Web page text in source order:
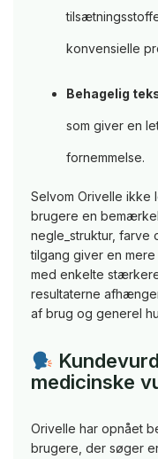
konvensielle
Behagelig
som giver en
fornemmelse.
Selvom Orivelle ikke
brugere en
negle_struktur, farve
tilgang giver en
med enkelte
resultaterne
af brug og generel
medicinske
Orivelle har opnået
brugere, der søger